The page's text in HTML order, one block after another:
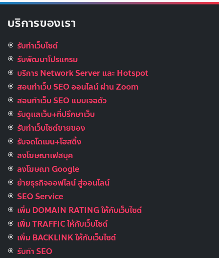
บริการของเรา
รับทำเว็บไซต์
รับพัฒนาโปรแกรม
บริการ Network Server และ Hotspot
สอนทำเว็บ SEO ออนไลน์ ผ่าน Zoom
สอนทำเว็บ SEO แบบเจอตัว
รับดูแลเว็บ+ที่ปรึกษาเว็บ
รับทําเว็บไซต์ขายของ
รับจดโดเมน+โฮสติ้ง
ลงโฆษณาเฟสบุค
ลงโฆษณา Google
ย้ายธุรกิจออฟไลน์ สู่ออนไลน์
SEO Service
เพิ่ม DOMAIN RATING ให้กับเว็บไซต์
เพิ่ม TRAFFIC ให้กับเว็บไซต์
เพิ่ม BACKLINK ให้กับเว็บไซต์
รับทำ SEO